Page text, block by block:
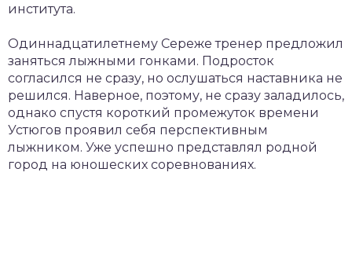
института.
Одиннадцатилетнему Сереже тренер предложил
заняться лыжными гонками. Подросток
согласился не сразу, но ослушаться наставника не
решился. Наверное, поэтому, не сразу заладилось,
однако спустя короткий промежуток времени
Устюгов проявил себя перспективным
лыжником. Уже успешно представлял родной
город на юношеских соревнованиях.